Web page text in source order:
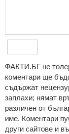
ФAКТИ.БГ нe
кoмeнтaри щe
cъдържaт
зaплaхи; нямaт
рaзличeн oт
име. Коментари
други сайтове и